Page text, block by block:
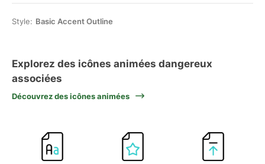
Style: Basic Accent Outline
Explorez des icônes animées dangereux
associées
Découvrez des icônes animées